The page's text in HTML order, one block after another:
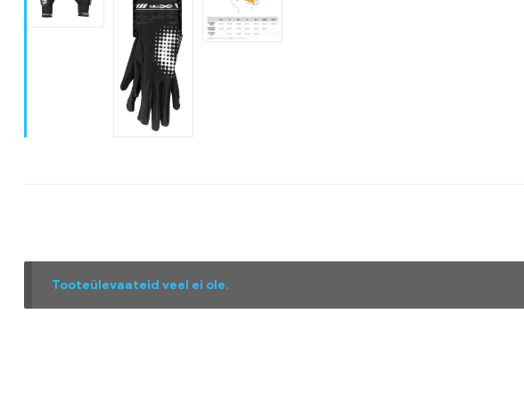
Tooteülevaateid veel ei ole.